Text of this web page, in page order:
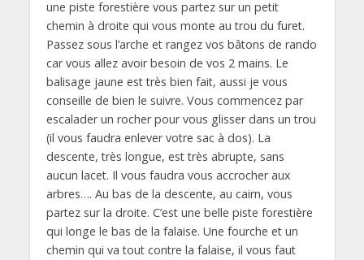
une piste forestière vous partez sur un petit
chemin à droite qui vous monte au trou du furet.
Passez sous l’arche et rangez vos bâtons de rando
car vous allez avoir besoin de vos 2 mains. Le
balisage jaune est très bien fait, aussi je vous
conseille de bien le suivre. Vous commencez par
escalader un rocher pour vous glisser dans un trou
(il vous faudra enlever votre sac à dos). La
descente, très longue, est très abrupte, sans
aucun lacet. Il vous faudra vous accrocher aux
arbres…. Au bas de la descente, au cairn, vous
partez sur la droite. C’est une belle piste forestière
qui longe le bas de la falaise. Une fourche et un
chemin qui va tout contre la falaise, il vous faut